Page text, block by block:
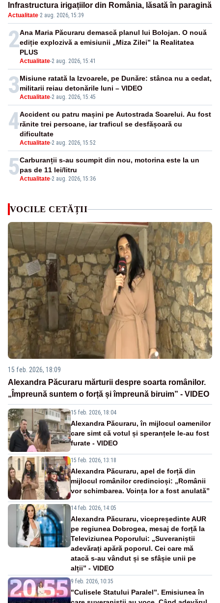
Infrastructura irigațiilor din România, lăsată în paragină
Actualitate·2 aug. 2026, 15:39
2
Actualitate-2 aug. 2026, 15:41
Ana Maria Păcuraru demască planul lui Bolojan. O nouă
ediție explozivă a emisiunii „Miza Zilei” la Realitatea
PLUS
3Actualitate-2 aug. 2026, 15:45
Misiune ratată la Izvoarele, pe Dunăre: stânca nu a cedat,
militarii reiau detonările luni – VIDEO
4
Actualitate-2 aug. 2026, 15:52
Accident cu patru mașini pe Autostrada Soarelui. Au fost
rănite trei persoane, iar traficul se desfășoară cu
dificultate
5Actualitate-2 aug. 2026, 15:36
Carburanții s-au scumpit din nou, motorina este la un
pas de 11 lei/litru
VOCILE CETĂȚII
15 feb. 2026, 18:09
Alexandra Păcuraru mărturii despre soarta românilor.
„Împreună suntem o forță și împreună biruim” - VIDEO
15 feb. 2026, 18:04
Alexandra Păcuraru, în mijlocul oamenilor
care simt că votul și speranțele le-au fost
furate - VIDEO
15 feb. 2026, 13:18
Alexandra Păcuraru, apel de forță din
mijlocul românilor credincioși: „Românii
vor schimbarea. Voința lor a fost anulată”
14 feb. 2026, 14:05
Alexandra Păcuraru, vicepreședinte AUR
pe regiunea Dobrogea, mesaj de forță la
Televiziunea Poporului: „Suveraniștii
adevărați apără poporul. Cei care mă
atacă s-au vândut și se sfâșie unii pe
alții” - VIDEO
9 feb. 2026, 10:35
"Culisele Statului Paralel”. Emisiunea în